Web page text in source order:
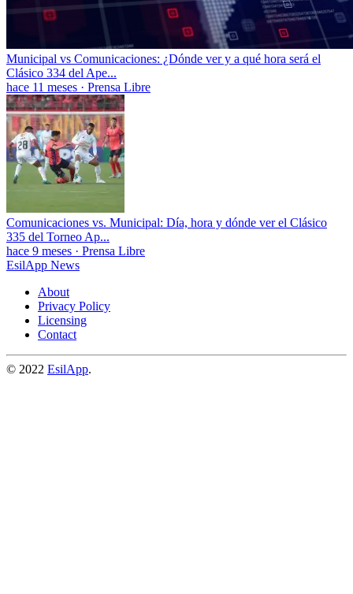
Municipal vs Comunicaciones: ¿Dónde ver y a qué hora será el
Clásico 334 del Ape...
hace 11 meses · Prensa Libre
Comunicaciones vs. Municipal: Día, hora y dónde ver el Clásico
335 del Torneo Ap...
hace 9 meses · Prensa Libre
EsilApp News
About
Privacy Policy
Licensing
Contact
© 2022 EsilApp.